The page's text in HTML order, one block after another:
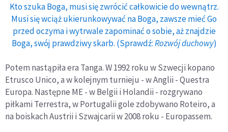
Kto szuka Boga, musi się zwrócić całkowicie do wewnątrz.
Musi się wciąż ukierunkowywać na Boga, zawsze mieć Go
przed oczyma i wytrwale zapominać o sobie, aż znajdzie
Boga, swój prawdziwy skarb. (Sprawdź:Rozwój duchowy)
Potem nastąpiła era Tanga. W 1992 roku w Szwecji kopano
Etrusco Unico, a w kolejnym turnieju - w Anglii - Questra
Europa. Następne ME - w Belgii i Holandii - rozgrywano
piłkami Terrestra, w Portugalii gole zdobywano Roteiro, a
na boiskach Austrii i Szwajcarii w 2008 roku - Europassem.